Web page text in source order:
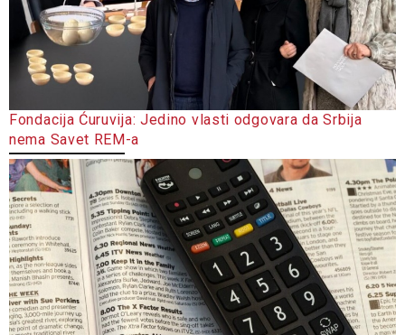
Fondacija Ćuruvija: Jedino vlasti odgovara da Srbija
nema Savet REM-a